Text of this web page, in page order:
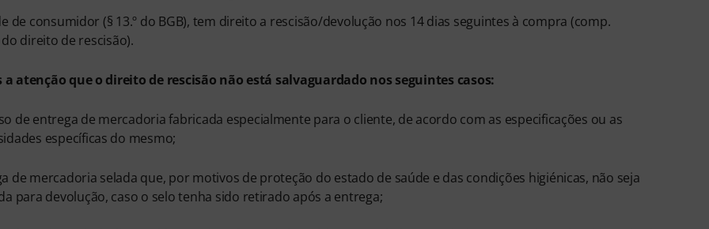
de consumidor (§ 13.º do BGB), tem direito a rescisão/devolução nos 14 dias seguintes à compra (comp.
direito de rescisão).
a atenção que o direito de rescisão não está salvaguardado nos seguintes casos:
de entrega de mercadoria fabricada especialmente para o cliente, de acordo com as especificações ou as
específicas do mesmo;
de mercadoria selada que, por motivos de proteção do estado de saúde e das condições higiénicas, não seja
para devolução, caso o selo tenha sido retirado após a entrega;